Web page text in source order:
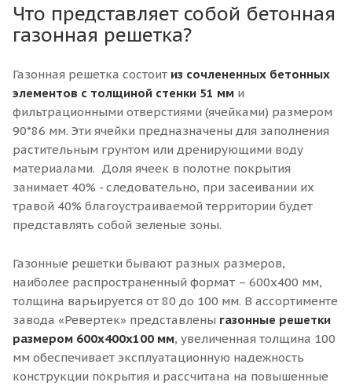
Что представляет собой бетонная
газонная решетка?
Газонная решетка состоит из сочлененных бетонных
элементов с толщиной стенки 51 мм и
фильтрационными отверстиями (ячейками) размером
90*86 мм. Эти ячейки предназначены для заполнения
растительным грунтом или дренирующими воду
материалами. Доля ячеек в полотне покрытия
занимает 40% - следовательно, при засеивании их
травой 40% благоустраиваемой территории будет
представлять собой зеленые зоны.
Газонные решетки бывают разных размеров,
наиболее распространенный формат – 600х400 мм,
толщина варьируется от 80 до 100 мм. В ассортименте
завода «Ревертек» представлены газонные решетки
размером 600х400х100 мм, увеличенная толщина 100
мм обеспечивает эксплуатационную надежность
конструкции покрытия и рассчитана на повышенные